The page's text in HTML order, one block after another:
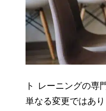
トレーニングの専門家や組織にとって、ブレンド型学習の導入に向けた道のりは、指導方法の
単なる変更ではあ